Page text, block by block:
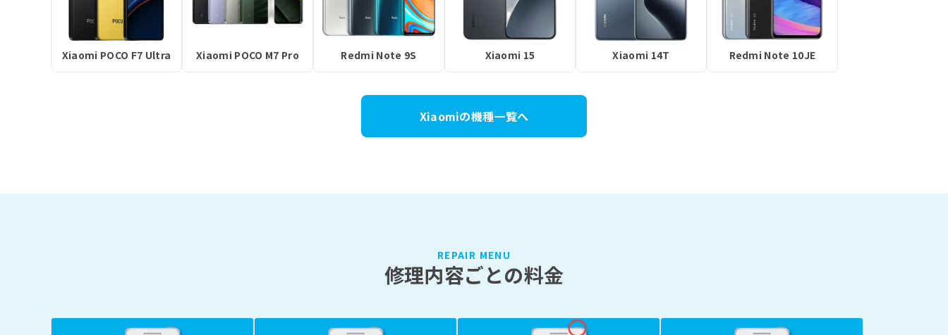
Xiaomi POCO F7 Ultra Xiaomi POCO M7 Pro Redmi Note 9S Xiaomi 15 Xiaomi 14T Redmi Note 10JE
Xiaomiの機種一覧へ
REPAIR MENU
修理内容ごとの料金